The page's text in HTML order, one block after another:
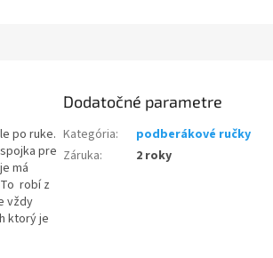
po ruke.
pre
má
robí z
vždy
ktorý je
Dodatočné parametre
Kategória:
podberákové ručky
Záruka: 2 roky